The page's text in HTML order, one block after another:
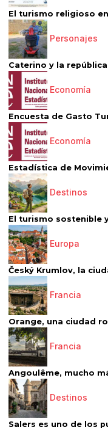
El turismo religioso
Personajes
Caterino y la
Economía
Encuesta de Gasto
Economía
Estadística de
Destinos
El turismo sostenible
Europa
Český Krumlov, la
Francia
Orange, una ciudad
Francia
Angoulême, mucho
Destinos
Salers es uno de los